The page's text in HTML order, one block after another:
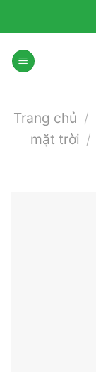
Trang chủ /
mặt trời /